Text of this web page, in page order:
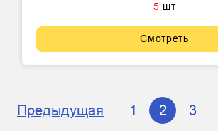
5 шт
Смотреть
Предыдущая 1 2 3